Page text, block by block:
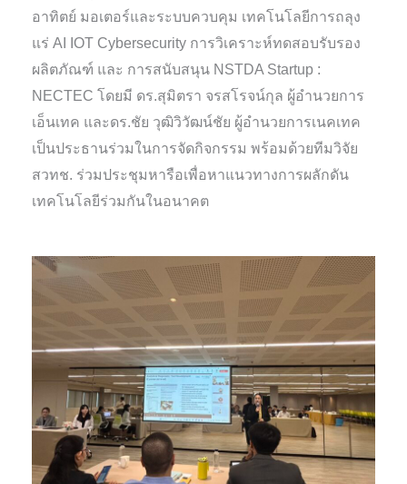
อาทิตย์ มอเตอร์และระบบควบคุม เทคโนโลยีการถลุง
แร่ AI IOT Cybersecurity การวิเคราะห์ทดสอบรับรอง
ผลิตภัณฑ์ และ การสนับสนุน NSTDA Startup :
NECTEC โดยมี ดร.สุมิตรา จรสโรจน์กุล ผู้อำนวยการ
เอ็นเทค และดร.ชัย วุฒิวิวัฒน์ชัย ผู้อำนวยการเนคเทค
เป็นประธานร่วมในการจัดกิจกรรม พร้อมด้วยทีมวิจัย
สวทช. ร่วมประชุมหารือเพื่อหาแนวทางการผลักดัน
เทคโนโลยีร่วมกันในอนาคต